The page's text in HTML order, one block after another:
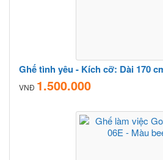
Ghế tình yêu - Kích cỡ: Dài 170
VNĐ 1.500.000